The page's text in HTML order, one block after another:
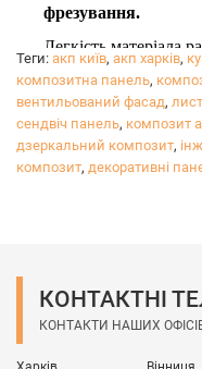
фрезування.
Легкість матеріала
мм і демократичною
в рекламній сфері
Яскравий,
облюбували
побачити в якості
різання.
уточнюйте у
Теги: акп київ, акп харків,
композитна панель,
вентильований фасад,
сендвіч панель, композит
дзеркальний композит,
композит, декоративні
КОНТАКТНІ
КОНТАКТИ НАШИХ